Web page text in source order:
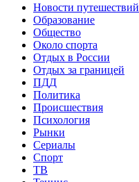
Новости путешествий
Образование
Общество
Около спорта
Отдых в России
Отдых за границей
ПДД
Политика
Происшествия
Психология
Рынки
Сериалы
Спорт
ТВ